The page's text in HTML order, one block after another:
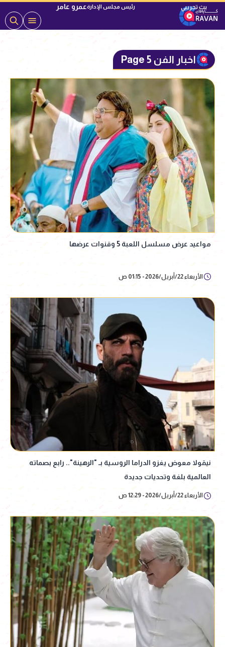
رئيس مجلس الإدارةعمرو عامر
اخبار الفن Page 5
مواعيد عرض مسلسل اللعبة 5 وقنوات عرضها
الأربعاء 22/أبريل/2026 - 01:15 ص
نيقولا معوض يغزو الدراما الروسية بـ "الرهينة".. رابع بصماته
العالمية بلغة وتحديات جديدة
الأربعاء 22/أبريل/2026 - 12:29 ص